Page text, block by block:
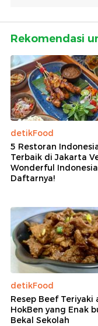
Rekomendasi
detikFood
5 Restoran
Terbaik di Jakarta
Wonderful
Daftarnya!
detikFood
Resep Beef Teriyaki
HokBen yang Enak
Bekal Sekolah